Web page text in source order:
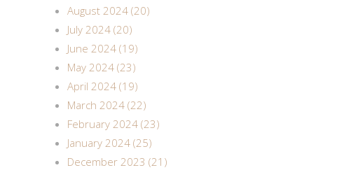
August 2024 (20)
July 2024 (20)
June 2024 (19)
May 2024 (23)
April 2024 (19)
March 2024 (22)
February 2024 (23)
January 2024 (25)
December 2023 (21)